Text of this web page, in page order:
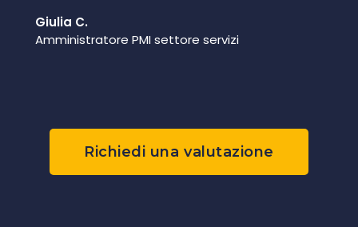
Giulia C.
Amministratore PMI settore servizi
Richiedi una valutazione